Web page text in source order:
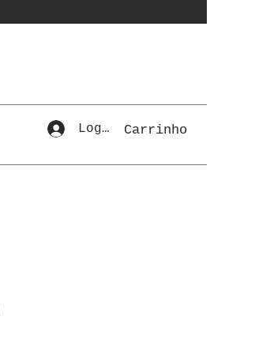
Login Carrinho